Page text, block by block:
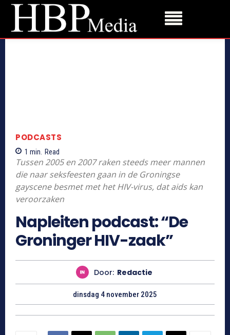
PODCASTS
1 min. Read
Tussen 2005 en 2007 raken steeds meer mannen
die naar seksfeesten gaan in de Groningse
gayscene besmet met het HIV-virus, dat aids kan
veroorzaken
Napleiten podcast: “De
Groninger HIV-zaak”
Door: Redactie
dinsdag 4 november 2025